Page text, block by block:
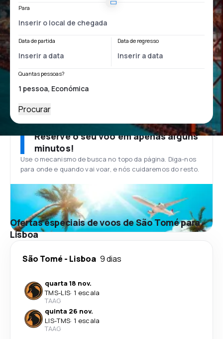
Para
Data de partida Data de regresso
Quantas pessoas?
Procurar
Reserve o seu voo em apenas alguns
minutos!
Use o mecanismo de busca no topo da página. Diga-nos
para onde e quando vai voar, e nós cuidaremos do resto.
Ofertas especiais de voos de São Tomé para
Lisboa
São Tomé - Lisboa 9 dias
quarta 18 nov.
TMS-LIS· 1 escala
TAAG
quinta 26 nov.
LIS-TMS· 1 escala
TAAG